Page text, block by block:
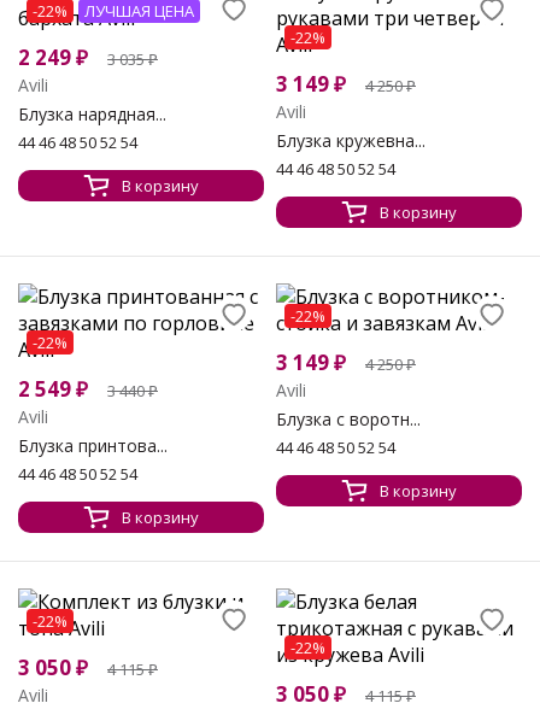
-22% ЛУЧШАЯ ЦЕНА
2 249₽ 3 035₽
Avili
Блузка нарядная...
44 46 48 50 52 54
В корзину
-22%
3 149₽ 4 250₽
Avili
Блузка кружевна...
44 46 48 50 52 54
В корзину
-22%
2 549₽ 3 440₽
Avili
Блузка принтова...
44 46 48 50 52 54
В корзину
-22%
3 149₽ 4 250₽
Avili
Блузка с воротн...
44 46 48 50 52 54
В корзину
-22%
3 050₽ 4 115₽
Avili
-22%
3 050₽ 4 115₽